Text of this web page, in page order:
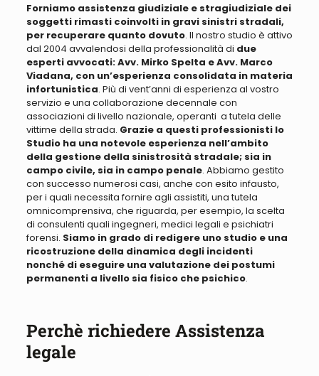
Forniamo assistenza giudiziale e stragiudiziale dei
soggetti rimasti coinvolti in gravi sinistri stradali,
per recuperare quanto dovuto. Il nostro studio è attivo
dal 2004 avvalendosi della professionalità di due
esperti avvocati: Avv. Mirko Spelta e Avv. Marco
Viadana, con un’esperienza consolidata in materia
infortunistica. Più di vent’anni di esperienza al vostro
servizio e una collaborazione decennale con
associazioni di livello nazionale, operanti a tutela delle
vittime della strada. Grazie a questi professionisti lo
Studio ha una notevole esperienza nell’ambito
della gestione della sinistrosità stradale; sia in
campo civile, sia in campo penale. Abbiamo gestito
con successo numerosi casi, anche con esito infausto,
per i quali necessita fornire agli assistiti, una tutela
omnicomprensiva, che riguarda, per esempio, la scelta
di consulenti quali ingegneri, medici legali e psichiatri
forensi. Siamo in grado di redigere uno studio e una
ricostruzione della dinamica degli incidenti
nonché di eseguire una valutazione dei postumi
permanenti a livello sia fisico che psichico.
Perchè richiedere Assistenza
legale